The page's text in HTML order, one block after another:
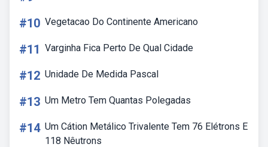
#10 Vegetacao Do Continente Americano
#11 Varginha Fica Perto De Qual Cidade
#12 Unidade De Medida Pascal
#13 Um Metro Tem Quantas Polegadas
#14 Um Cátion Metálico Trivalente Tem 76 Elétrons E
118 Nêutrons